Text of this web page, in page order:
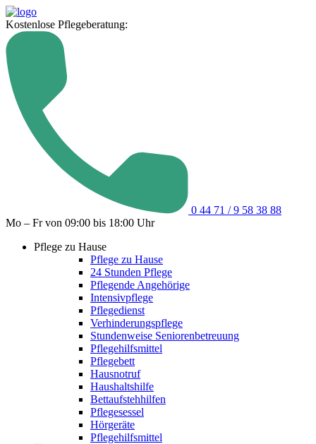
Kostenlose Pflegeberatung:
0 44 71 / 9 58 38 88
Mo – Fr von 09:00 bis 18:00 Uhr
Pflege zu Hause
Pflege zu Hause
24 Stunden Pflege
Pflegende Angehörige
Intensivpflege
Pflegedienst
Verhinderungspflege
Stundenweise Seniorenbetreuung
Pflegehilfsmittel
Pflegebett
Hausnotruf
Haushaltshilfe
Bettaufstehhilfen
Pflegesessel
Hörgeräte
Pflegehilfsmittel